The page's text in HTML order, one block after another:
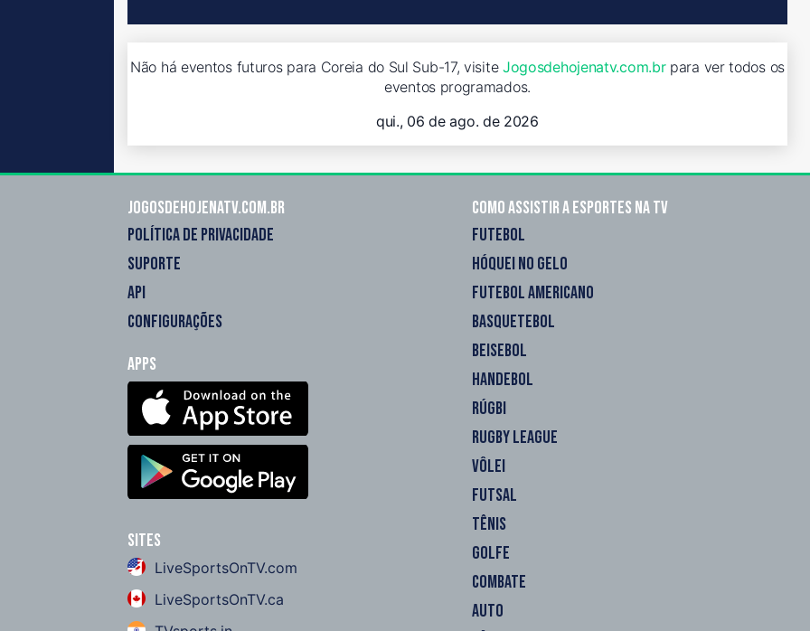
Não há eventos futuros para Coreia do Sul Sub-17, visite Jogosdehojenatv.com.brpara ver todos os
eventos programados.
qui., 06 de ago. de 2026
Jogosdehojenatv.com.br
POLÍTICA DE PRIVACIDADE
SUPORTE
API
CONFIGURAÇÕES
Apps
Sites
LiveSportsOnTV.com
LiveSportsOnTV.ca
Como assistir a esportes na TV
FUTEBOL
HÓQUEI NO GELO
FUTEBOL AMERICANO
BASQUETEBOL
BEISEBOL
HANDEBOL
RÚGBI
RUGBY LEAGUE
VÔLEI
FUTSAL
TÊNIS
GOLFE
COMBATE
AUTO